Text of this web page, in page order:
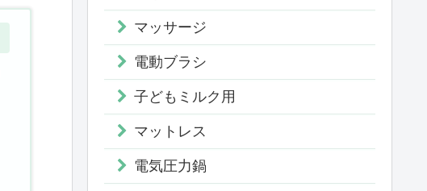
マッサージ
電動ブラシ
子どもミルク用
マットレス
電気圧力鍋